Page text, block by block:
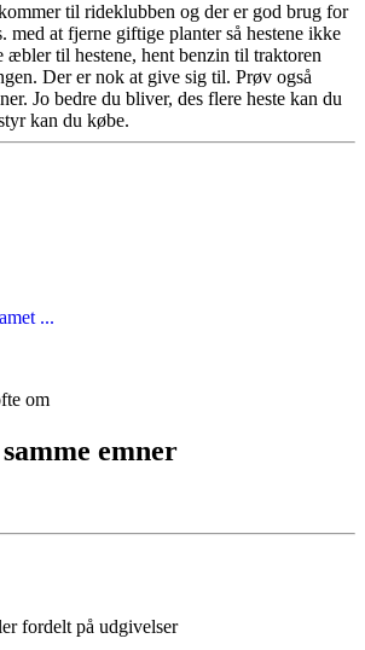
til rideklubben og der er god brug for
at fjerne giftige planter så hestene ikke
til hestene, hent benzin til traktoren
Der er nok at give sig til. Prøv også
Jo bedre du bliver, des flere heste kan du
kan du købe.
...
om
emner
fordelt på udgivelser